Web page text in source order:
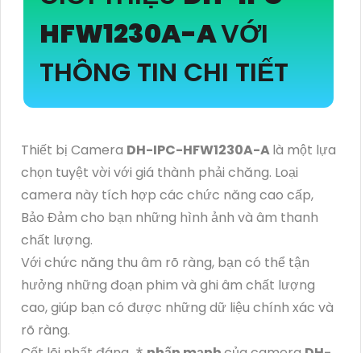
HFW1230A-AVỚI
THÔNG TIN CHI TIẾT
Thiết bị Camera DH-IPC-HFW1230A-Alà một lựa
chọn tuyệt vời với giá thành phải chăng. Loại
camera này tích hợp các chức năng cao cấp,
Bảo Đảm cho bạn những hình ảnh và âm thanh
chất lượng.
Với chức năng thu âm rõ ràng, bạn có thể tận
hưởng những đoạn phim và ghi âm chất lượng
cao, giúp bạn có được những dữ liệu chính xác và
rõ ràng.